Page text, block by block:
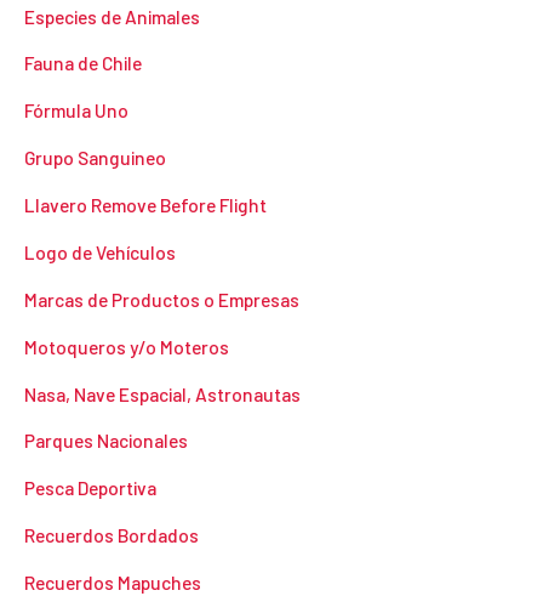
Especies de Animales
Fauna de Chile
Fórmula Uno
Grupo Sanguineo
Llavero Remove Before Flight
Logo de Vehículos
Marcas de Productos o Empresas
Motoqueros y/o Moteros
Nasa, Nave Espacial, Astronautas
Parques Nacionales
Pesca Deportiva
Recuerdos Bordados
Recuerdos Mapuches